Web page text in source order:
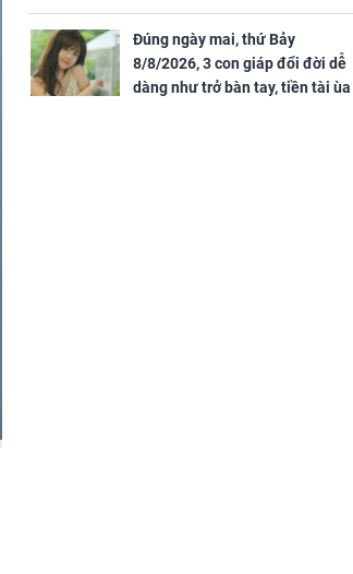
đổi đời Phú Quý, ung
dung có của đầy nhà,
ngày càng hưng thịnh
sung túc
nhà, ngày càng hưng thịnh sung
túc
Đúng ngày mai, thứ Bảy
8/8/2026, 3 con giáp đổi đời dễ
dàng như trở bàn tay, tiền tài ùa